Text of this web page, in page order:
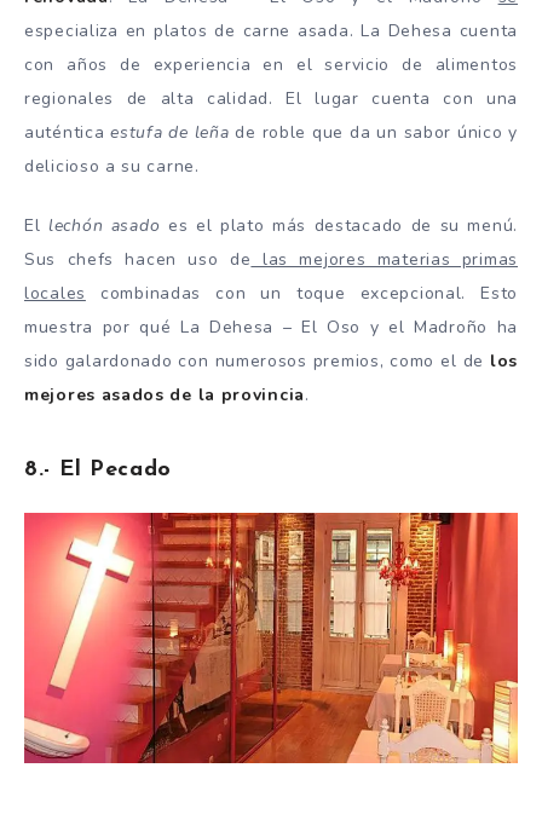
especializa en platos de carne asada. La Dehesa cuenta
con años de experiencia en el servicio de alimentos
regionales de alta calidad. El lugar cuenta con una
auténticaestufa de leña de roble que da un sabor único y
delicioso a su carne.
El lechón asado es el plato más destacado de su menú.
Sus chefs hacen uso de las mejores materias primas
locales
combinadas con un toque excepcional. Esto
muestra por qué La Dehesa – El Oso y el Madroño ha
sido galardonado con numerosos premios, como el de los
mejores asados de la provincia.
8.- El Pecado